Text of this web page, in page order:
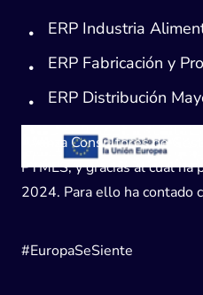
ERP Industria
ERP Fabricación y
ERP Distribución
Avanza Consultores de
PYMES, y gracias al cual
2024. Para ello ha contado
#EuropaSeSiente